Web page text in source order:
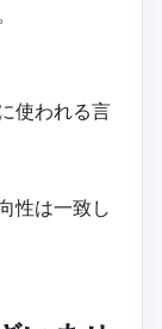
使われる言
性は一致し